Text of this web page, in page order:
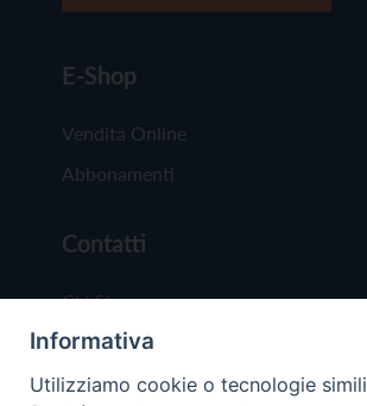
E-Shop
Vendita Online
Abbonamenti
Contatti
Chi Siamo
Redazione
Scrivici
Informativa
Utilizziamo cookie o tecnologie